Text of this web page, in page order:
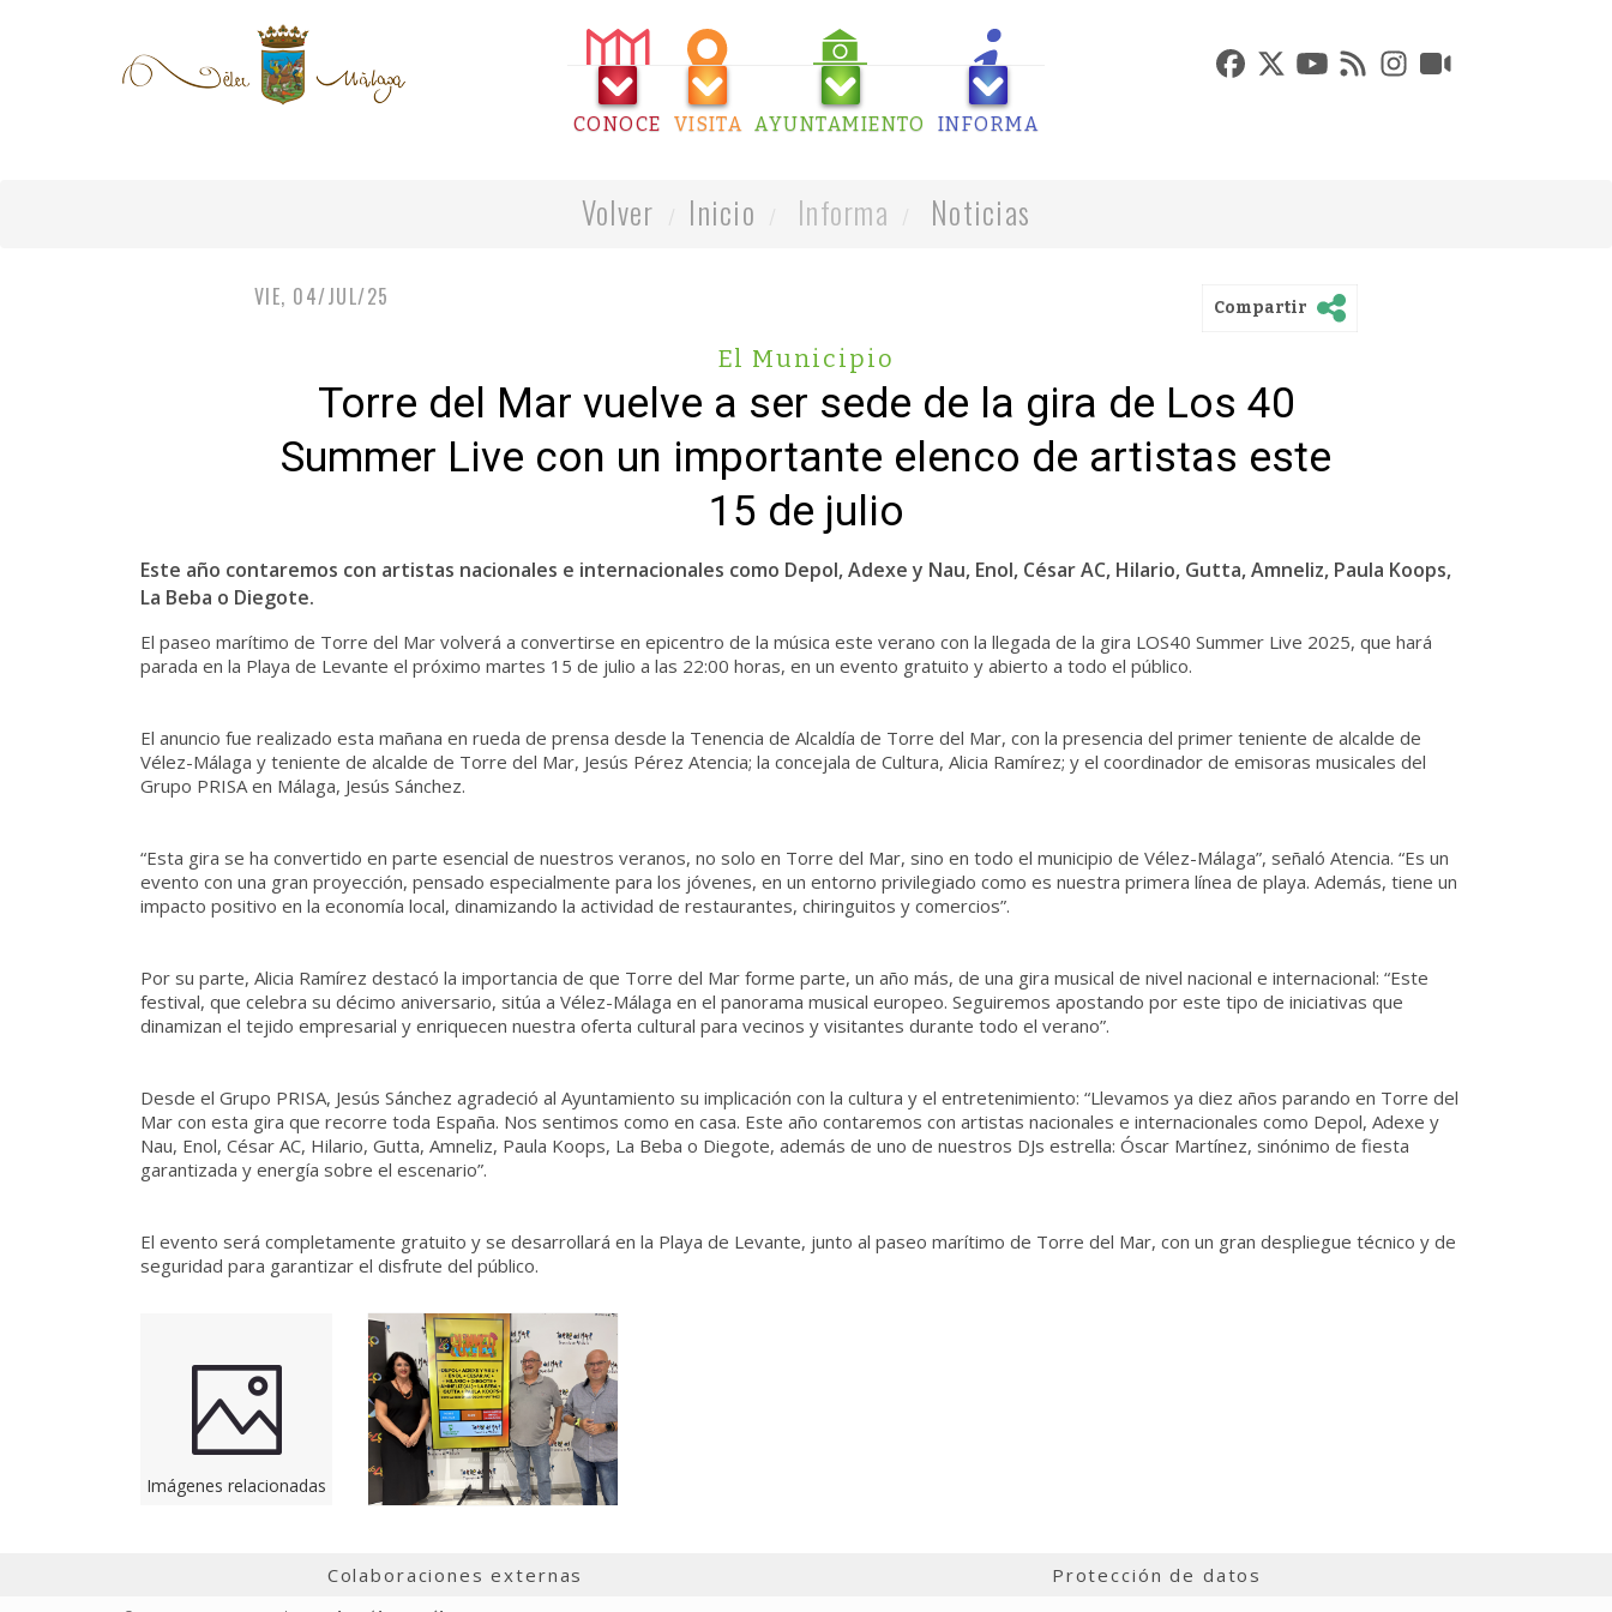
CONOCE VISITA AYUNTAMIENTO INFORMA
Volver Inicio Informa Noticias
VIE, 04/JUL/25 Compartir
El Municipio
Torre del Mar vuelve a ser sede de la gira de Los 40
Summer Live con un importante elenco de artistas este
15 de julio
Este año contaremos con artistas nacionales e internacionales como Depol, Adexe y Nau, Enol, César AC, Hilario, Gutta, Amneliz, Paula Koops,
La Beba o Diegote.
El paseo marítimo de Torre del Mar volverá a convertirse en epicentro de la música este verano con la llegada de la gira LOS40 Summer Live 2025, que hará
parada en la Playa de Levante el próximo martes 15 de julio a las 22:00 horas, en un evento gratuito y abierto a todo el público.
El anuncio fue realizado esta mañana en rueda de prensa desde la Tenencia de Alcaldía de Torre del Mar, con la presencia del primer teniente de alcalde de
Vélez-Málaga y teniente de alcalde de Torre del Mar, Jesús Pérez Atencia; la concejala de Cultura, Alicia Ramírez; y el coordinador de emisoras musicales del
Grupo PRISA en Málaga, Jesús Sánchez.
“Esta gira se ha convertido en parte esencial de nuestros veranos, no solo en Torre del Mar, sino en todo el municipio de Vélez-Málaga”, señaló Atencia. “Es un
evento con una gran proyección, pensado especialmente para los jóvenes, en un entorno privilegiado como es nuestra primera línea de playa. Además, tiene un
impacto positivo en la economía local, dinamizando la actividad de restaurantes, chiringuitos y comercios”.
Por su parte, Alicia Ramírez destacó la importancia de que Torre del Mar forme parte, un año más, de una gira musical de nivel nacional e internacional: “Este
festival, que celebra su décimo aniversario, sitúa a Vélez-Málaga en el panorama musical europeo. Seguiremos apostando por este tipo de iniciativas que
dinamizan el tejido empresarial y enriquecen nuestra oferta cultural para vecinos y visitantes durante todo el verano”.
Desde el Grupo PRISA, Jesús Sánchez agradeció al Ayuntamiento su implicación con la cultura y el entretenimiento: “Llevamos ya diez años parando en Torre del
Mar con esta gira que recorre toda España. Nos sentimos como en casa. Este año contaremos con artistas nacionales e internacionales como Depol, Adexe y
Nau, Enol, César AC, Hilario, Gutta, Amneliz, Paula Koops, La Beba o Diegote, además de uno de nuestros DJs estrella: Óscar Martínez, sinónimo de fiesta
garantizada y energía sobre el escenario”.
El evento será completamente gratuito y se desarrollará en la Playa de Levante, junto al paseo marítimo de Torre del Mar, con un gran despliegue técnico y de
seguridad para garantizar el disfrute del público.
Imágenes relacionadas
Colaboraciones externas Protección de datos